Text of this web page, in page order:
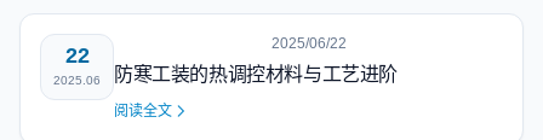
22
2025.06
2025/06/22
防寒工装的热调控材料与工艺进阶
阅读全文